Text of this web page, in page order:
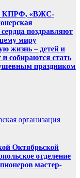
КПРФ, «ВЖС-
поздравляют
миру
жизнь – детей и
собираются стать
праздником
организация
Октябрьской
отделение
мастер-